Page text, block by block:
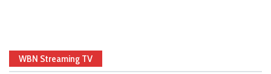
WBN Streaming TV